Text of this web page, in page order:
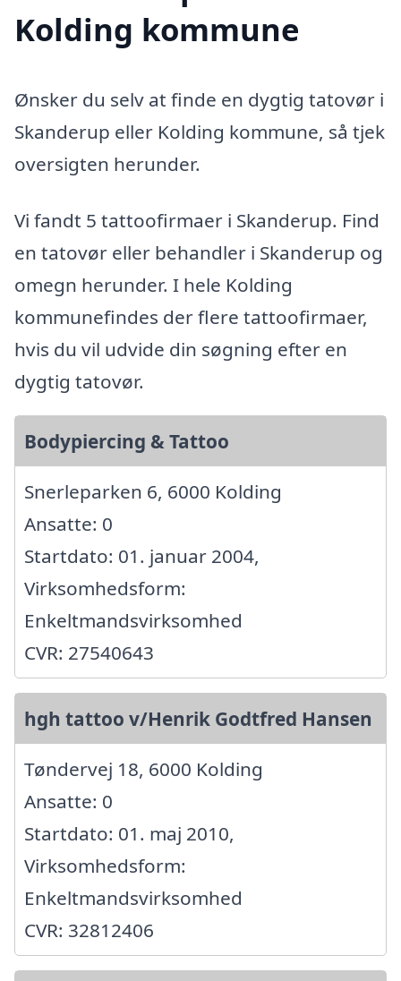
Kolding kommune
Ønsker du selv at finde en dygtig tatovør i
Skanderup eller Kolding kommune, så tjek
oversigten herunder.
Vi fandt 5 tattoofirmaer i Skanderup. Find
en tatovør eller behandler i Skanderup og
omegn herunder. I hele Kolding
kommunefindes der flere tattoofirmaer,
hvis du vil udvide din søgning efter en
dygtig tatovør.
Bodypiercing & Tattoo
Snerleparken 6, 6000 Kolding
Ansatte: 0
Startdato: 01. januar 2004,
Virksomhedsform:
Enkeltmandsvirksomhed
CVR: 27540643
hgh tattoo v/Henrik Godtfred Hansen
Tøndervej 18, 6000 Kolding
Ansatte: 0
Startdato: 01. maj 2010,
Virksomhedsform:
Enkeltmandsvirksomhed
CVR: 32812406